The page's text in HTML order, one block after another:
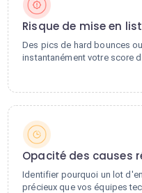
Risque de mise en
Des pics de hard bounces
instantanément votre score
Opacité des causes
Identifier pourquoi un lot
précieux que vos équipes